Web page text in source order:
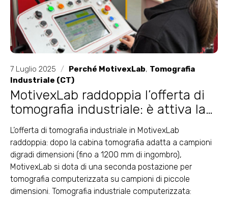
7 Luglio 2025 / Perché MotivexLab, Tomografia
Industriale (CT)
MotivexLab raddoppia l’offerta di
tomografia industriale: è attiva la
seconda cabina tomografica per
oggetti di piccole dimensioni
L’offerta di tomografia industriale in MotivexLab
raddoppia: dopo la cabina tomografia adatta a campioni
digradi dimensioni (fino a 1200 mm di ingombro),
MotivexLab si dota di una seconda postazione per
tomografia computerizzata su campioni di piccole
dimensioni. Tomografia industriale computerizzata: